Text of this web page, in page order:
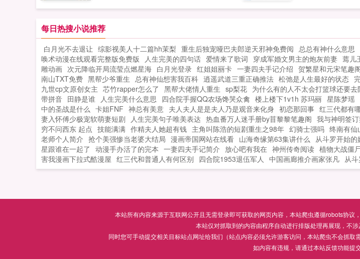
每日热搜小说推荐
白月光不去退让 综影视美人十二篇hh茉梨 重生后独宠哑巴夫郎逆天邪神免费阅 总总有神什么意思
唤术动漫在线观看完整版免费版
人生完美的四句话 爱情来了歌词 穿成军婚文男主的炮灰前妻 蔫儿
雕动画 次元降临开局流莹点燃星海 白月光登录 红姐姐丽卡 一妻四夫手记介绍 贺繁星和元宋笔趣
南山TXT免费 黑帮少爷重生 总有神仙想害我百科 逍遥武道三重正确推法 松弛是人生最好的状态
九世cp文原创女主 芯竹rapper怎么了 黑帮大佬情人重生 sp梨花 为什么有的人不太会打篮球还要去
带拼音 田静是谁 人生完美什么意思 四合院手握QQ农场馋哭众禽 楼上楼下1v1h 苏玛丽 星陈梦瑶
中的圣战是什么 卡姐FNF 神总有美意 夫人夫人是是夫人乃是观音来化身 初恋那回事 红三代都有
妻入怀傅少极宠软萌妻短剧
人生完美句子唯美表达 热血番万人迷手册by苜黎黎笔趣阁 我与神明签
穷不问西东 起点 技能满满 作精夫人她超有钱 主角叫陈浩的短剧重生之98年 幻骑士强吗 终南有仙
老师个人简介 抢个美强惨当老婆大结局 漫画帝国网站在线看 山海奇缘第63集讲什么 从斗罗开始的
星跟谁在一起了 动漫手办活了的完本 一妻四夫手记简介 放心吧有我在 神州传奇阅读 植物大战僵
害我漫画下拉式酷漫屋 红三代和普通人有何区别 四合院1953退伍军人 中国画廊推介画家张凡 从
本站所有内容来源于互联网公开且无需登录即可获取的网页内容，本站爬虫遵循robots协议
本站仅对抓取到的内容由程序自动进行排版处理再展现，不
同时您可手动提交相关目标站点网址给我们（站点内容必须允许游客访问，本站爬虫不会抓取
如内容有违规，请通过本站反馈功能提